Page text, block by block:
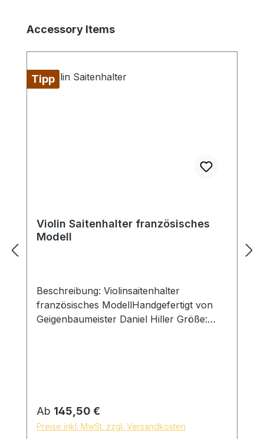
Produktgalerie überspringen
Accessory Items
Tipp
Violin Saitenhalter französisches
Modell
Beschreibung: Violinsaitenhalter
französisches ModellHandgefertigt von
Geigenbaumeister Daniel Hiller Größe:
PaperEbenholz Buchsbaum Neusilber
Messing Massives Gold Hängesaite: mit
Regulärer Preis:
Ab 145,50 €
Preise inkl. MwSt. zzgl. Versandkosten